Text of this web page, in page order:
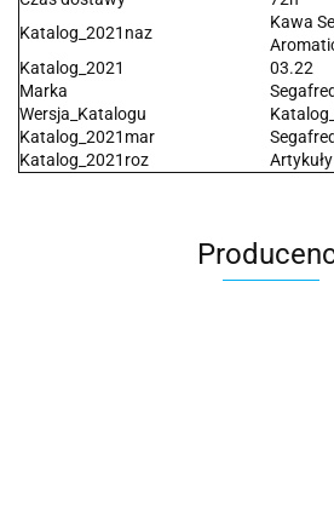
Katalog_2021naz
Kawa
Katalog_2021
03.22
Marka
Wersja_Katalogu
Katalog_2021mar
Katalog_2021roz